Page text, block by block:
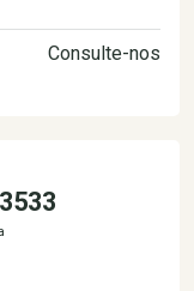
Consulte-nos